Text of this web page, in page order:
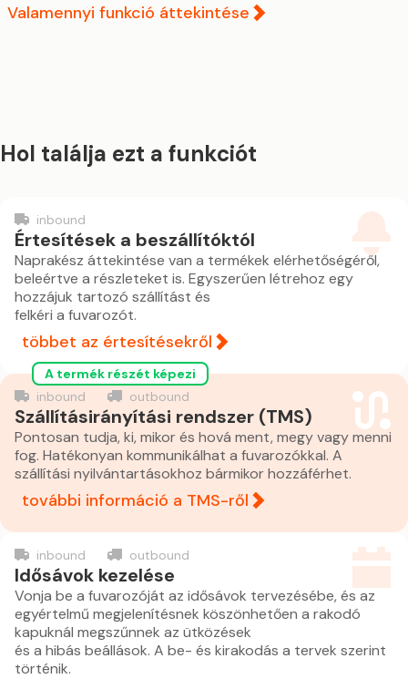
Valamennyi funkció áttekintése
Hol találja ezt a funkciót
inbound
Értesítések a beszállítóktól
Naprakész áttekintése van a termékek elérhetőségéről,
beleértve a részleteket is. Egyszerűen létrehoz egy
hozzájuk tartozó szállítást és
felkéri a fuvarozót.
többet az értesítésekről
A termék részét képezi
inbound
outbound
Szállításirányítási rendszer (TMS)
Pontosan tudja, ki, mikor és hová ment, megy vagy menni
fog. Hatékonyan kommunikálhat a fuvarozókkal. A
szállítási nyilvántartásokhoz bármikor hozzáférhet.
további információ a TMS-ről
inbound outbound
Idősávok kezelése
Vonja be a fuvarozóját az idősávok tervezésébe, és az
egyértelmű megjelenítésnek köszönhetően a rakodó
kapuknál megszűnnek az ütközések
és a hibás beállások. A be- és kirakodás a tervek szerint
történik.